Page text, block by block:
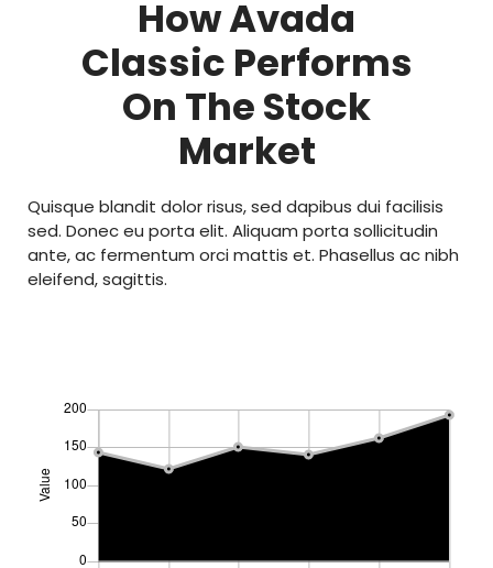
How Avada
Classic Performs
On The Stock
Market
Quisque blandit dolor risus, sed dapibus dui facilisis
sed. Donec eu porta elit. Aliquam porta sollicitudin
ante, ac fermentum orci mattis et. Phasellus ac nibh
eleifend, sagittis.